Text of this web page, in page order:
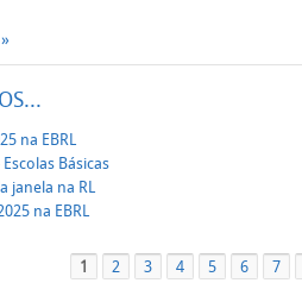
na EBRL
Escolas Básicas
janela na RL
na EBRL
1 2 3 4 5 6 7